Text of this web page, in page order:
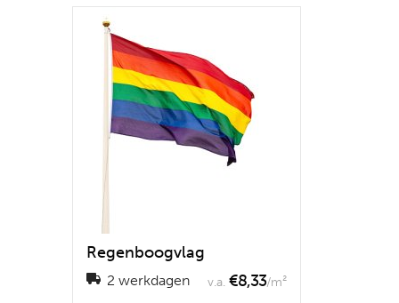
Regenboogvlag
2 werkdagen v.a. €8,33/m²